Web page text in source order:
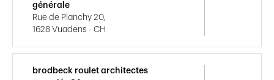
générale
Rue de Planchy 20,
1628 Vuadens - CH
brodbeck roulet architectes